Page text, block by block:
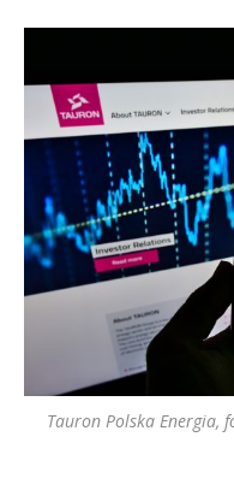
Tauron Polska Energia,